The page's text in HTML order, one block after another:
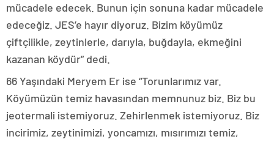
mücadele edecek. Bunun için sonuna kadar mücadele
edeceğiz. JES’e hayır diyoruz. Bizim köyümüz
çiftçilikle, zeytinlerle, darıyla, buğdayla, ekmeğini
kazanan köydür” dedi.
66 Yaşındaki Meryem Er ise “Torunlarımız var.
Köyümüzün temiz havasından memnunuz biz. Biz bu
jeotermali istemiyoruz. Zehirlenmek istemiyoruz. Biz
incirimiz, zeytinimizi, yoncamızı, mısırımızı temiz,